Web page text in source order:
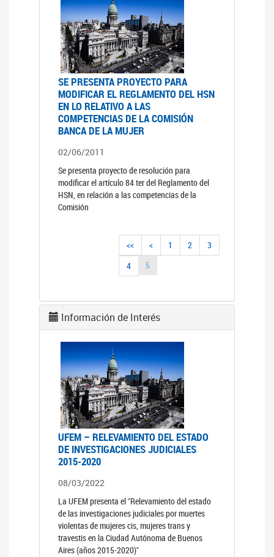
SE PRESENTA PROYECTO PARA
MODIFICAR EL REGLAMENTO DEL HSN
EN LO RELATIVO A LAS
COMPETENCIAS DE LA COMISIÓN
BANCA DE LA MUJER
02/06/2011
Se presenta proyecto de resolución para
modificar el artículo 84 ter del Reglamento del
HSN, en relación a las competencias de la
Comisión
<< < 1 2
3
4
5
Información de Interés
UFEM – RELEVAMIENTO DEL ESTADO
DE INVESTIGACIONES JUDICIALES
2015-2020
08/03/2022
La UFEM presenta el "Relevamiento del estado
de las investigaciones judiciales por muertes
violentas de mujeres cis, mujeres trans y
travestis en la Ciudad Autónoma de Buenos
Aires (años 2015-2020)"